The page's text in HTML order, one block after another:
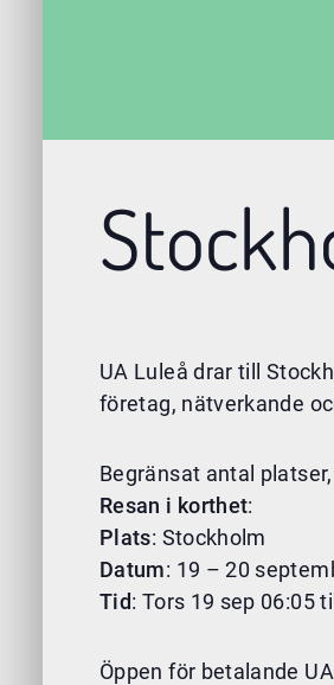
UA Luleå drar till
företag, nätverkande
Begränsat antal
Resan i korthet:
Plats: Stockholm
Datum: 19 – 20
Tid: Tors 19 sep 06:05
Öppen för betalande